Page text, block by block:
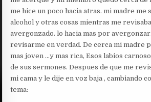
me hice un poco hacia atras. mi madre me
alcohol y otras cosas mientras me
avergonzado. lo hacia mas por
revisarme en verdad. De cerca mi madre
mas joven …y mas rica, Esos labios
de sus sermones. Despues de que me
mi cama y le dije en voz baja , cambiando
tema: